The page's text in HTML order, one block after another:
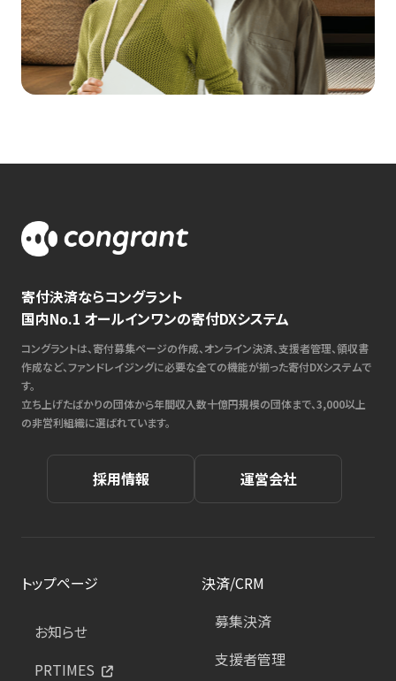
寄付決済ならコングラント
国内No.1 オールインワンの寄付DXシステム
コングラントは、寄付募集ページの作成、オンライン決済、支援者管理、領収書
作成など、ファンドレイジングに必要な全ての機能が揃った寄付DXシステムで
す。
立ち上げたばかりの団体から年間収入数十億円規模の団体まで、3,000以上
の非営利組織に選ばれています。
採用情報 運営会社
トップページ
お知らせ
PRTIMES
決済/CRM
募集決済
支援者管理